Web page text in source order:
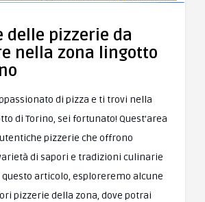
delle pizzerie da
nella zona lingotto
di pizza e ti trovi nella
di Torino, sei fortunato! Quest’area
pizzerie che offrono
di sapori e tradizioni culinarie
articolo, esploreremo alcune
pizzerie della zona, dove potrai